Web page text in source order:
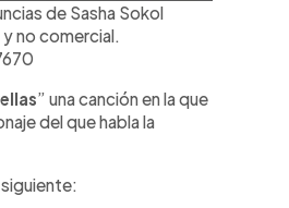
de Sasha Sokol
no comercial.
” una canción en la que
del que habla la